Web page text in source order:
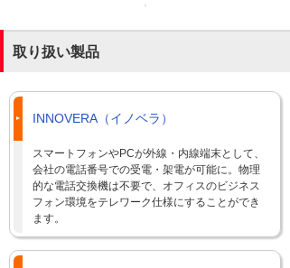
取り扱い製品
INNOVERA（イノベラ）
スマートフォンやPCが外線・内線端末として、
会社の電話番号での受電・架電が可能に。物理
的な電話交換機は不要で、オフィスのビジネス
フォン環境をテレワーク仕様にすることができ
ます。